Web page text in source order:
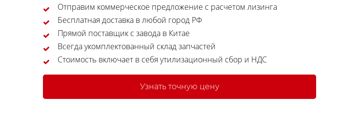
Отправим коммерческое предложение с расчетом лизинга
Бесплатная доставка в любой город РФ
Прямой поставщик с завода в Китае
Всегда укомплектованный склад запчастей
Стоимость включает в себя утилизационный сбор и НДС
Узнать точную цену